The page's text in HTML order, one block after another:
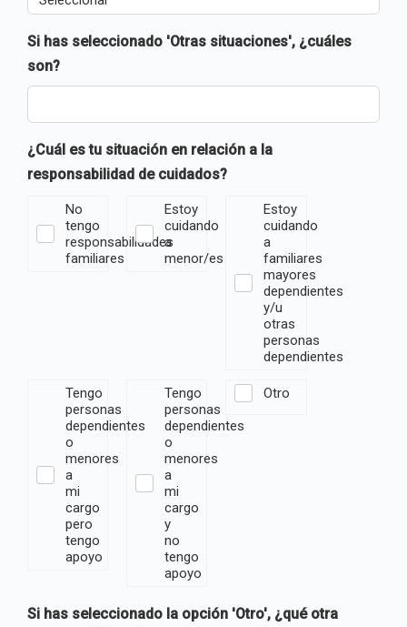
Si has seleccionado 'Otras situaciones', ¿cuáles
son?
¿Cuál es tu situación en relación a la
responsabilidad de cuidados?
No
tengo
responsabilidades
familiares
Estoy
cuidando
a
menor/es
Estoy
cuidando
a
familiares
mayores
dependientes
y/u
otras
personas
dependientes
Tengo
personas
dependientes
o
menores
a
mi
cargo
pero
tengo
apoyo
Tengo
personas
dependientes
o
menores
a
mi
cargo
y
no
tengo
apoyo
Otro
Si has seleccionado la opción 'Otro', ¿qué otra